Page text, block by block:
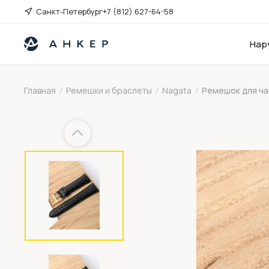
Санкт-Петербург+7 (812) 627-64-58
Главная / Ремешки и браслеты / Nagata / Ремешок для
Previous